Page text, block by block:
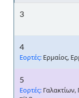
3
4
Εορτές: Ερμαίος,
5
Εορτές: Γαλακτίων,